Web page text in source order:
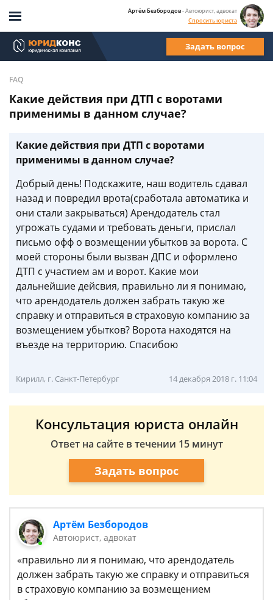
Артём Безбородов- Автоюрист, адвокат
Спросить юриста
Задать вопрос
FAQ
Какие действия при ДТП с воротами
применимы в данном случае?
Какие действия при ДТП с воротами
применимы в данном случае?
Добрый день! Подскажите, наш водитель сдавал
назад и повредил врота(сработала автоматика и
они стали закрываться) Арендодатель стал
угрожать судами и требовать деньги, прислал
письмо офф о возмещении убытков за ворота. С
моей стороны были вызван ДПС и оформлено
ДТП с участием ам и ворот. Какие мои
дальнейшие дейсвия, правильно ли я понимаю,
что арендодатель должен забрать такую же
справку и отправиться в страховую компанию за
возмещением убытков? Ворота находятся на
въезде на территорию. Спасибою
Кирилл, г. Санкт-Петербург 14 декабря 2018 г. 11:04
Консультация юриста онлайн
Ответ на сайте в течении 15 минут
Задать вопрос
Артём Безбородов
Автоюрист, адвокат
«правильно ли я понимаю, что арендодатель
должен забрать такую же справку и отправиться
в страховую компанию за возмещением